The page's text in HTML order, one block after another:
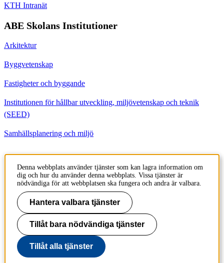
KTH Intranät
ABE Skolans Institutioner
Arkitektur
Byggvetenskap
Fastigheter och byggande
Institutionen för hållbar utveckling, miljövetenskap och teknik
(SEED)
Samhällsplanering och miljö
Kontakt
Institutionen för Byggvetenskap
Brinellvägen 23
100 44 Stockholm
Sweden
+46 8 790 6000
Denna webbplats använder tjänster som kan lagra information om
dig och hur du använder denna webbplats. Vissa tjänster är
nödvändiga för att webbplatsen ska fungera och andra är valbara.
Hantera valbara tjänster
Tillåt bara nödvändiga tjänster
Tillåt alla tjänster